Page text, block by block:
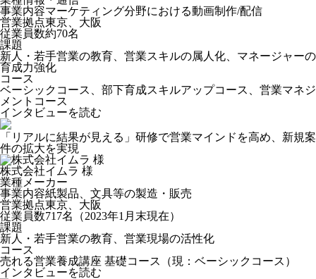
事業内容マーケティング分野における動画制作/配信
営業拠点東京、大阪
従業員数約70名
課題
新人・若手営業の教育、営業スキルの属人化、マネージャーの
育成力強化
コース
ベーシックコース、部下育成スキルアップコース、営業マネジ
メントコース
インタビューを読む
「リアルに結果が見える」研修で営業マインドを高め、新規案
件の拡大を実現
株式会社イムラ 様
業種 メーカー
事業内容紙製品、文具等の製造・販売
営業拠点東京、大阪
従業員数717名（2023年1月末現在）
課題
新人・若手営業の教育、営業現場の活性化
コース
売れる営業養成講座 基礎コース（現：ベーシックコース）
インタビューを読む